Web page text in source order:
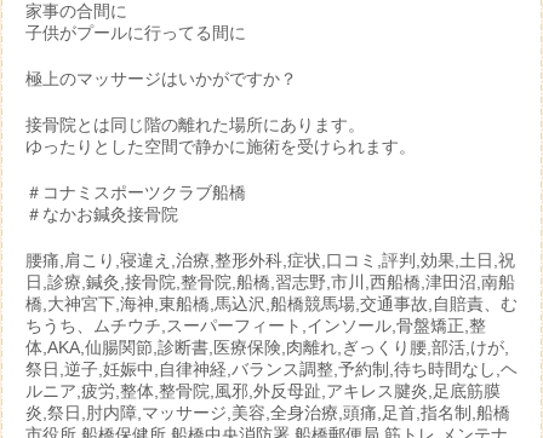
家事の合間に
子供がプールに行ってる間に
極上のマッサージはいかがですか？
接骨院とは同じ階の離れた場所にあります。
ゆったりとした空間で静かに施術を受けられます。
＃コナミスポーツクラブ船橋
＃なかお鍼灸接骨院
腰痛,肩こり,寝違え,治療,整形外科,症状,口コミ,評判,効果,土日,祝
日,診療,鍼灸,接骨院,整骨院,船橋,習志野,市川,西船橋,津田沼,南船
橋,大神宮下,海神,東船橋,馬込沢,船橋競馬場,交通事故,自賠責、む
ちうち、ムチウチ,スーパーフィート,インソール,骨盤矯正,整
体,AKA,仙腸関節,診断書,医療保険,肉離れ,ぎっくり腰,部活,けが,
祭日,逆子,妊娠中,自律神経,バランス調整,予約制,待ち時間なし,ヘ
ルニア,疲労,整体,整骨院,風邪,外反母趾,アキレス腱炎,足底筋膜
炎,祭日,肘内障,マッサージ,美容,全身治療,頭痛,足首,指名制,船橋